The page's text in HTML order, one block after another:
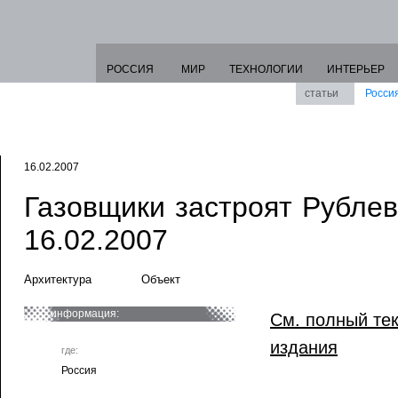
РОССИЯ МИР ТЕХНОЛОГИИ
ИНТЕРЬЕР
статьи
16.02.2007
Газовщики застроят
16.02.2007
Архитектура Объект
информация:
где:
Россия
См. полный
издания